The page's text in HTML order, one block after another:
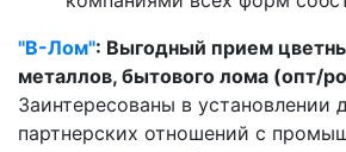
"В-Лом": Выгодный прием
металлов, бытового лома (опт/
Заинтересованы в установлении
партнерских отношений с